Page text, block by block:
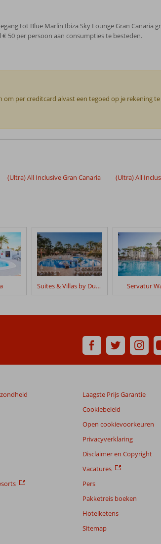
tot Blue Marlin Ibiza Sky Lounge Gran Canaria
50 per persoon aan consumpties te besteden.
per creditcard alvast een tegoed op je rekening
(Ultra) All Inclusive Gran Canaria (Ultra) All
Suites & Villas by Dunas Servatur
Laagste Prijs Garantie
Cookiebeleid
Open cookievoorkeuren
Privacyverklaring
Disclaimer en Copyright
Vacatures
Pers
Pakketreis boeken
Hotelketens
Sitemap